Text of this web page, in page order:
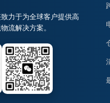
力于为全球客户提供高
流解决方案。